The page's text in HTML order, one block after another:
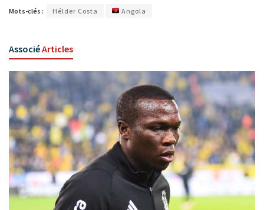
Mots-clés : Hélder Costa Angola
AssociéArticles